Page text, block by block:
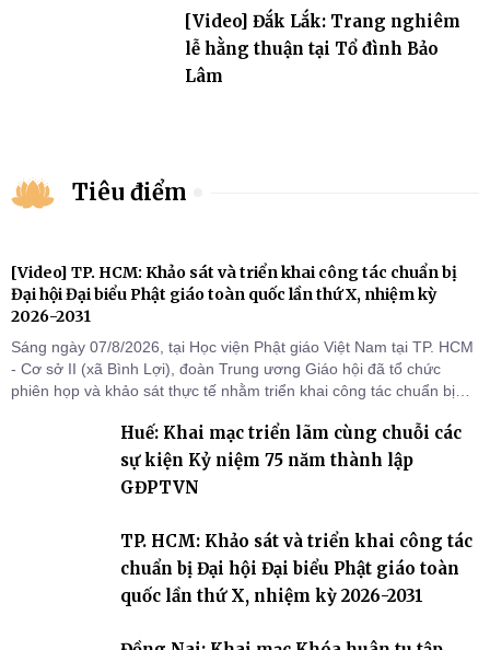
[Video] Đắk Lắk: Trang nghiêm
lễ hằng thuận tại Tổ đình Bảo
Lâm
Tiêu điểm
[Video] TP. HCM: Khảo sát và triển khai công tác chuẩn bị
Đại hội Đại biểu Phật giáo toàn quốc lần thứ X, nhiệm kỳ
2026-2031
Sáng ngày 07/8/2026, tại Học viện Phật giáo Việt Nam tại TP. HCM
- Cơ sở II (xã Bình Lợi), đoàn Trung ương Giáo hội đã tổ chức
phiên họp và khảo sát thực tế nhằm triển khai công tác chuẩn bị
Huế: Khai mạc triển lãm cùng chuỗi các
sự kiện Kỷ niệm 75 năm thành lập
GĐPTVN
TP. HCM: Khảo sát và triển khai công tác
chuẩn bị Đại hội Đại biểu Phật giáo toàn
quốc lần thứ X, nhiệm kỳ 2026-2031